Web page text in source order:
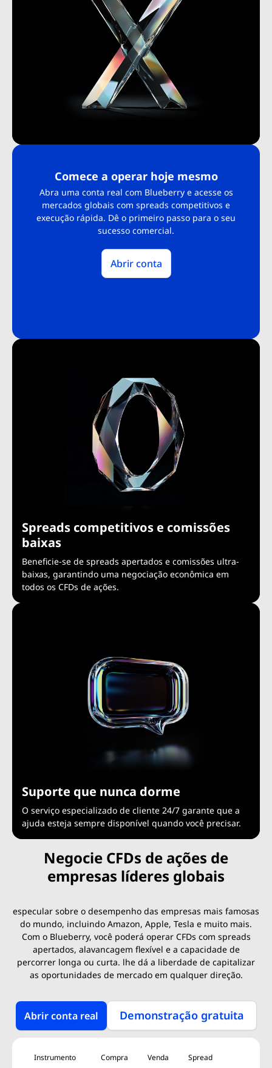
Spreads competitivos e comissões
baixas
Beneficie-se de spreads apertados e comissões ultra-
baixas, garantindo uma negociação econômica em
todos os CFDs de ações.
Suporte que nunca dorme
O serviço especializado de cliente 24/7 garante que a
ajuda esteja sempre disponível quando você precisar.
Comece a operar hoje mesmo
Abra uma conta real com Blueberry e acesse os
mercados globais com spreads competitivos e
execução rápida. Dê o primeiro passo para o seu
sucesso comercial.
Abrir conta
Negocie CFDs de ações de
empresas líderes globais
especular sobre o desempenho das empresas mais famosas
do mundo, incluindo Amazon, Apple, Tesla e muito mais.
Com o Blueberry, você poderá operar CFDs com spreads
apertados, alavancagem flexível e a capacidade de
percorrer longa ou curta. lhe dá a liberdade de capitalizar
as oportunidades de mercado em qualquer direção.
Abrir conta real Demonstração gratuita
Instrumento Compra Venda Spread